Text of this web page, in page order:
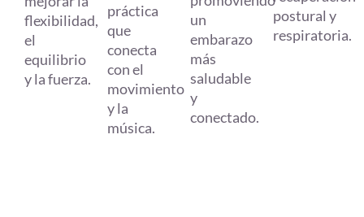
flexibilidad,
el
equilibrio
y la fuerza.
práctica
que
conecta
con el
movimiento
y la
música.
un
embarazo
más
saludable
y
conectado.
postural y
respiratoria.